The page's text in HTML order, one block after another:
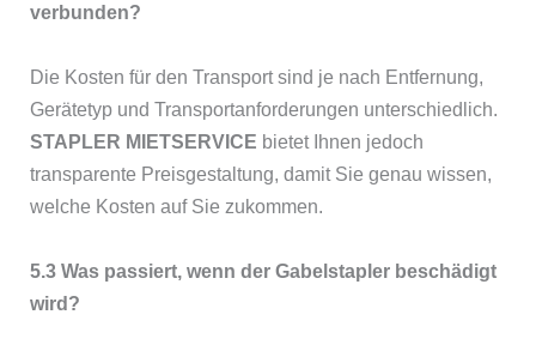
verbunden?
Die Kosten für den Transport sind je nach Entfernung,
Gerätetyp und Transportanforderungen unterschiedlich.
STAPLER MIETSERVICE bietet Ihnen jedoch
transparente Preisgestaltung, damit Sie genau wissen,
welche Kosten auf Sie zukommen.
5.3 Was passiert, wenn der Gabelstapler beschädigt
wird?